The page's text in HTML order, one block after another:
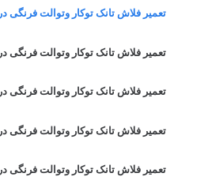
تعمیر فلاش تانک توکار وتوالت فرنگی
تعمیر فلاش تانک توکار وتوالت فرنگی در
تعمیر فلاش تانک توکار وتوالت فرنگی
تعمیر فلاش تانک توکار وتوالت فرنگی
تعمیر فلاش تانک توکار وتوالت فرنگی